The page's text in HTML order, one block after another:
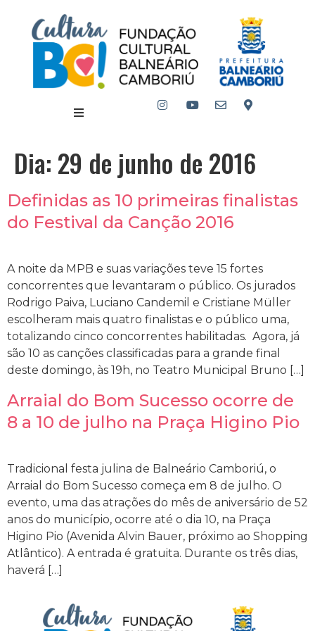
Dia: 29 de junho de 2016
Definidas as 10 primeiras finalistas
do Festival da Canção 2016
A noite da MPB e suas variações teve 15 fortes
concorrentes que levantaram o público. Os jurados
Rodrigo Paiva, Luciano Candemil e Cristiane Müller
escolheram mais quatro finalistas e o público uma,
totalizando cinco concorrentes habilitadas. Agora, já
são 10 as canções classificadas para a grande final
deste domingo, às 19h, no Teatro Municipal Bruno […]
Arraial do Bom Sucesso ocorre de
8 a 10 de julho na Praça Higino Pio
Tradicional festa julina de Balneário Camboriú, o
Arraial do Bom Sucesso começa em 8 de julho. O
evento, uma das atrações do mês de aniversário de 52
anos do município, ocorre até o dia 10, na Praça
Higino Pio (Avenida Alvin Bauer, próximo ao Shopping
Atlântico). A entrada é gratuita. Durante os três dias,
haverá […]